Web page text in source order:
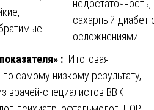
недостаточность,
сахарный диабет
осложнениями.
: Итоговая
самому низкому результату,
врачей-специалистов ВВК